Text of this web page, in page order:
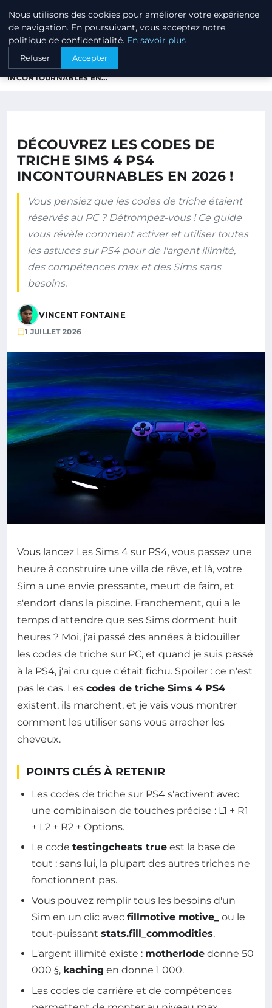
ANNUAIRE3 ANNUAIRE3D
ACCUEIL
DÉCOUVREZ LES CODES DE TRICHE SIMS 4 PS4
INCONTOURNABLES EN…
DÉCOUVREZ LES CODES DE
TRICHE SIMS 4 PS4
INCONTOURNABLES EN 2026 !
Vous pensiez que les codes de triche étaient
réservés au PC ? Détrompez-vous ! Ce guide
vous révèle comment activer et utiliser toutes
les astuces sur PS4 pour de l'argent illimité,
des compétences max et des Sims sans
besoins.
VINCENT FONTAINE
1 JUILLET 2026
Vous lancez Les Sims 4 sur PS4, vous passez une
heure à construire une villa de rêve, et là, votre
Sim a une envie pressante, meurt de faim, et
s'endort dans la piscine. Franchement, qui a le
temps d'attendre que ses Sims dorment huit
heures ? Moi, j'ai passé des années à bidouiller
les codes de triche sur PC, et quand je suis passé
à la PS4, j'ai cru que c'était fichu. Spoiler : ce n'est
pas le cas. Les codes de triche Sims 4 PS4
existent, ils marchent, et je vais vous montrer
comment les utiliser sans vous arracher les
cheveux.
POINTS CLÉS À RETENIR
Les codes de triche sur PS4 s'activent avec
une combinaison de touches précise : L1 + R1
+ L2 + R2 + Options.
Le code testingcheats true est la base de
tout : sans lui, la plupart des autres triches ne
fonctionnent pas.
Vous pouvez remplir tous les besoins d'un
Sim en un clic avec fillmotive motive_
ou le
tout-puissant stats.fill_commodities.
L'argent illimité existe : motherlode donne 50
000 §, kaching en donne 1 000.
Les codes de carrière et de compétences
Nous utilisons des cookies pour améliorer votre expérience
de navigation. En poursuivant, vous acceptez notre
politique de confidentialité. En savoir plus
Refuser Accepter